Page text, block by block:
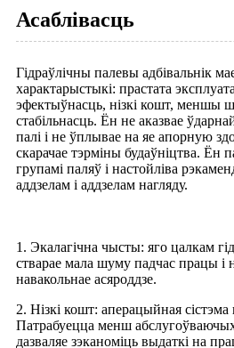
Асаблівасць
Гідраўлічны палевы адбівальнік
характарыстыкі: прастата
эфектыўнасць, нізкі кошт, меншы
стабільнасць. Ён не аказвае
палі і не ўплывае на яе апорную
скарачае тэрміны будаўніцтва. Ён
групамі паляў і настойліва
аддзелам і аддзелам нагляду.
1. Экалагічна чысты: яго цалкам
стварае мала шуму падчас працы і
навакольнае асяроддзе.
2. Нізкі кошт: аперацыйная сістэма
Патрабуецца менш
дазваляе зэканоміць выдаткі на